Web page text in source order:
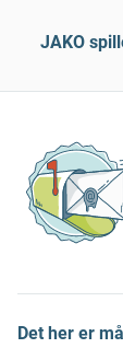
JAKO
Det her er